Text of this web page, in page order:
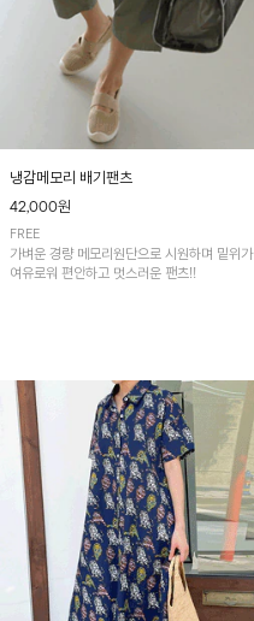
냉감메모리 배기팬츠
42,000원
FREE
가벼운 경량 메모리원단으로 시원하며 밑위가
여유로워 편안하고 멋스러운 팬츠!!